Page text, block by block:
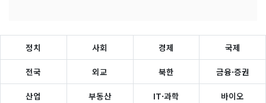
정치 사회 경제 국제
전국 외교 북한 금융·증권
산업 부동산 IT·과학 바이오